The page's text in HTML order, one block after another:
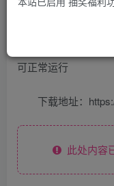
ai网址导航最新
杂，现在只需要修
可正常运行
下载地址：
此处内容